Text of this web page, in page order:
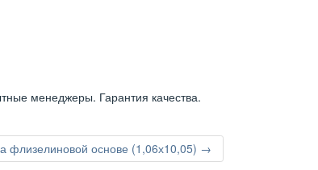
менеджеры. Гарантия качества.
флизелиновой основе (1,06х10,05) →